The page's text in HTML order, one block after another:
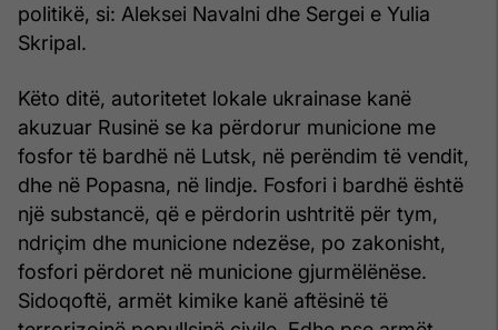
politikë, si: Aleksei Navalni dhe Sergei e Yulia
Skripal.
Këto ditë, autoritetet lokale ukrainase kanë
akuzuar Rusinë se ka përdorur municione me
fosfor të bardhë në Lutsk, në perëndim të vendit,
dhe në Popasna, në lindje. Fosfori i bardhë është
një substancë, që e përdorin ushtritë për tym,
ndriçim dhe municione ndezëse, po zakonisht,
fosfori përdoret në municione gjurmëlënëse.
Sidoqoftë, armët kimike kanë aftësinë të